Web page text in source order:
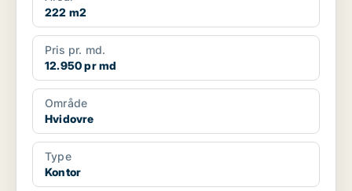
222 m2
Pris pr. md.
12.950 pr md
Område
Hvidovre
Type
Kontor